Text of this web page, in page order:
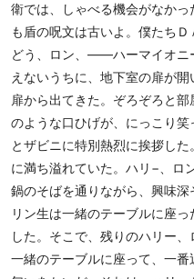
衛では、しゃべる機会がなか
も盾の呪文は古いよ。僕たち
どう、ロン、――ハーマイオ
えないうちに、地下室の扉が
扉から出てきた。ぞろぞろと
のような口ひげが、にっこり
とザビニに特別熱烈に挨拶し
に満ち溢れていた。ハリ−、ロ
鍋のそばを通りながら、興味
リン生は一緒のテーブルに座
した。そこで、残りのハリー
一緒のテーブルに座って、一